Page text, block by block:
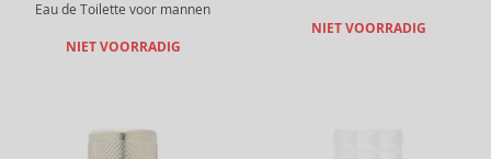
Eau de Toilette voor mannen
NIET VOORRADIG
NIET VOORRADIG